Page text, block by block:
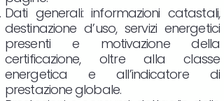
Dati generali: informazioni catastali,
destinazione d’uso, servizi energetici
presenti e motivazione della
certificazione, oltre alla classe
energetica e all’indicatore di
prestazione globale.